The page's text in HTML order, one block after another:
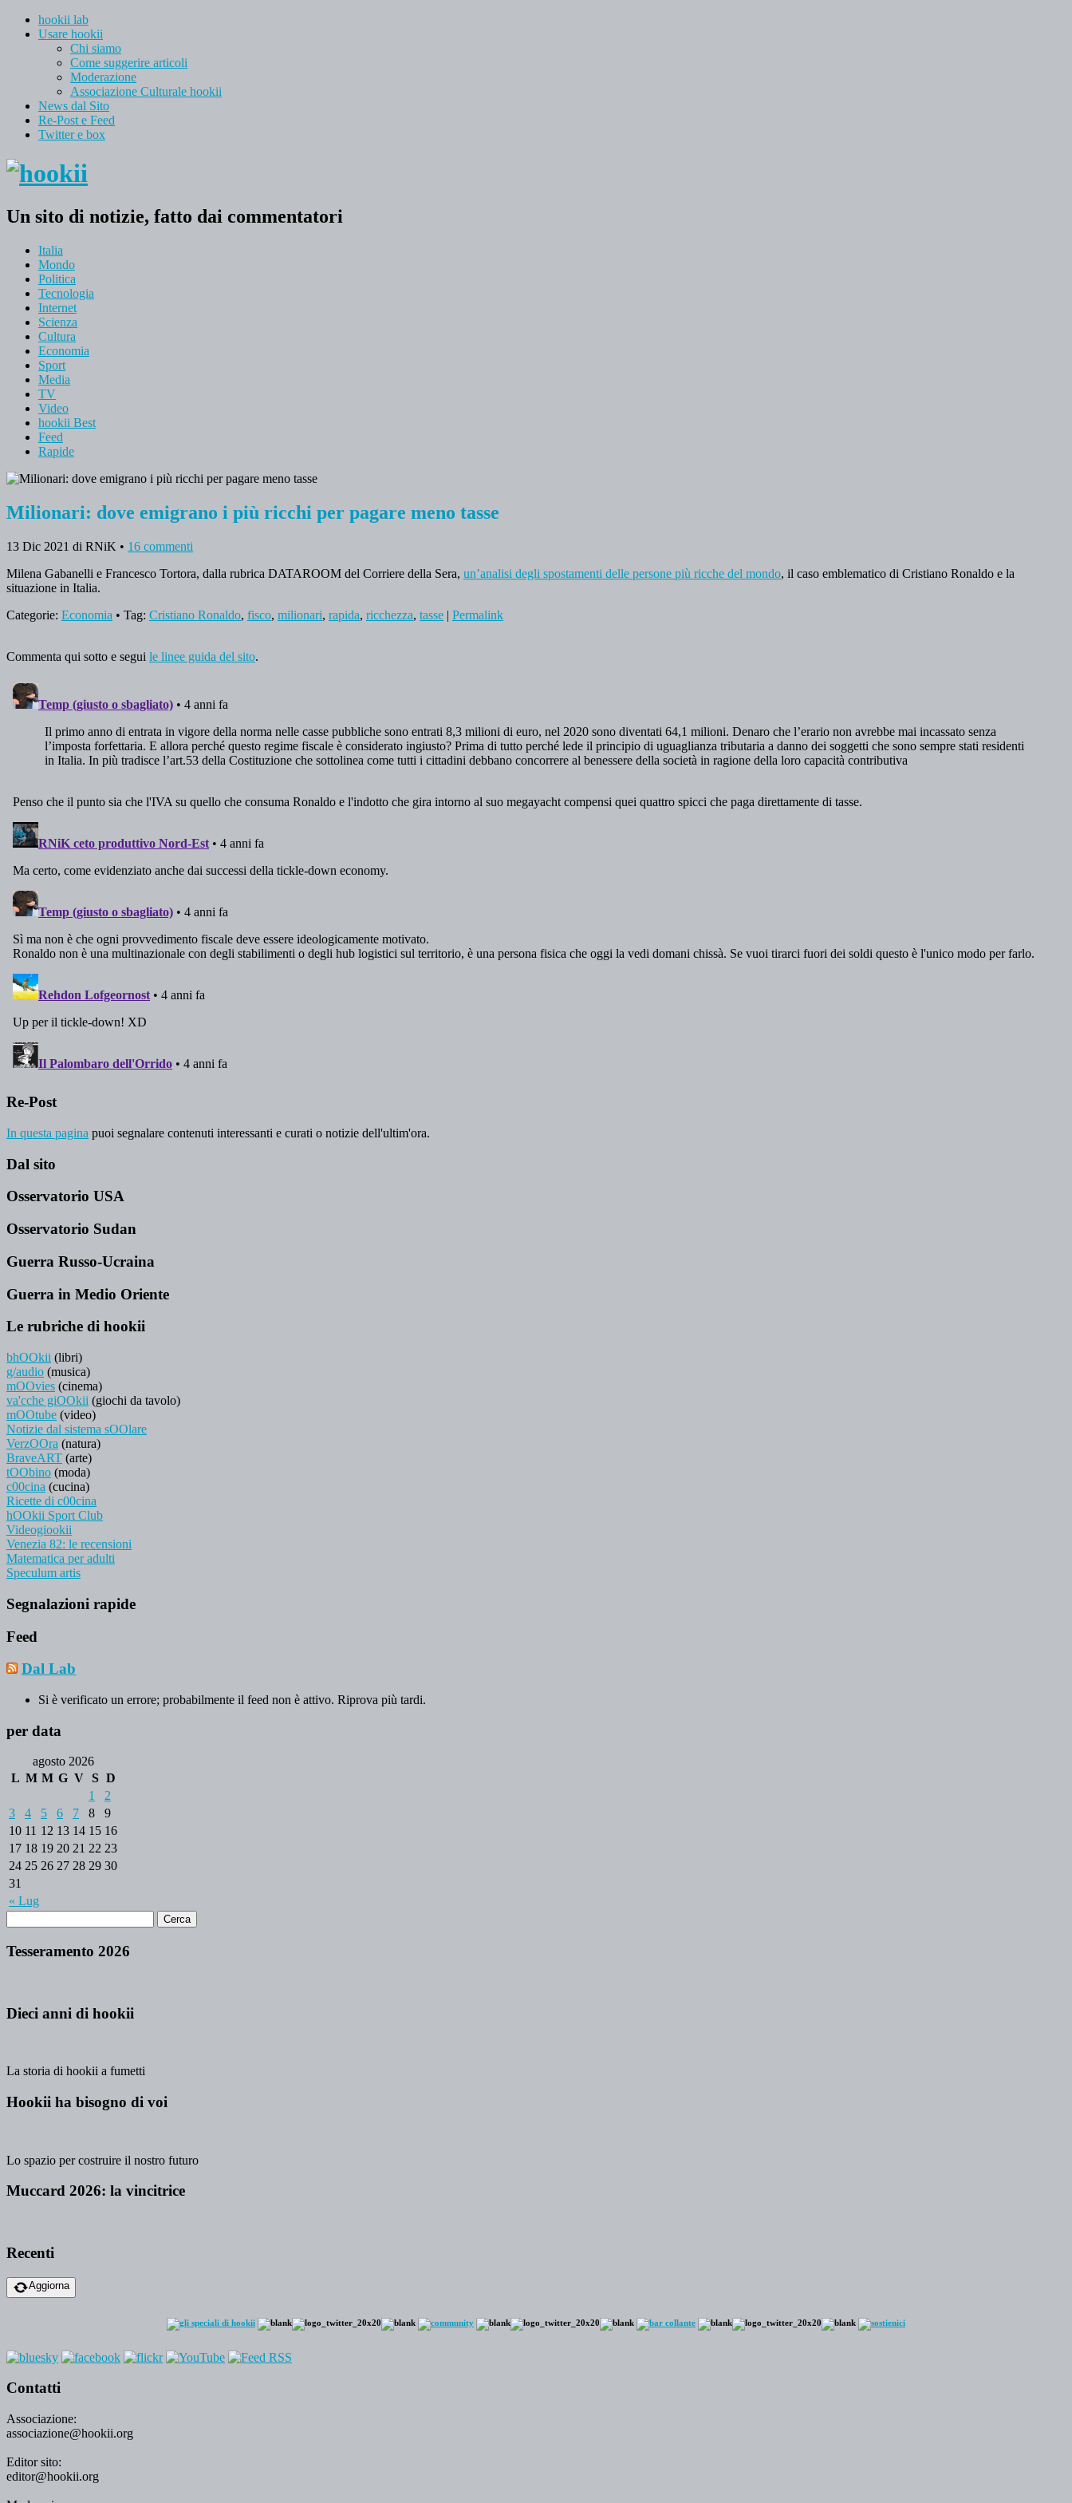
hookii lab
Usare hookii
Chi siamo
Come suggerire articoli
Moderazione
Associazione Culturale hookii
News dal Sito
Re-Post e Feed
Twitter e box
Un sito di notizie, fatto dai commentatori
Italia
Mondo
Politica
Tecnologia
Internet
Scienza
Cultura
Economia
Sport
Media
TV
Video
hookii Best
Feed
Rapide
Milionari: dove emigrano i più ricchi per pagare meno tasse
13 Dic 2021 di RNiK • 16 commenti
Milena Gabanelli e Francesco Tortora, dalla rubrica DATAROOM del Corriere della Sera, un’analisi degli spostamenti delle persone più ricche del mondo, il caso emblematico di Cristiano Ronaldo e la
situazione in Italia.
Categorie: Economia • Tag: Cristiano Ronaldo, fisco, milionari, rapida, ricchezza, tasse | Permalink
Commenta qui sotto e segui le linee guida del sito.
Re-Post
In questa pagina puoi segnalare contenuti interessanti e curati o notizie dell'ultim'ora.
Dal sito
Osservatorio USA
Osservatorio Sudan
Guerra Russo-Ucraina
Guerra in Medio Oriente
Le rubriche di hookii
bhOOkii (libri)
g/audio (musica)
mOOvies (cinema)
va'cche giOOkii (giochi da tavolo)
mOOtube (video)
Notizie dal sistema sOOlare
VerzOOra (natura)
BraveART (arte)
tOObino (moda)
c00cina (cucina)
Ricette di c00cina
hOOkii Sport Club
Videogiookii
Venezia 82: le recensioni
Matematica per adulti
Speculum artis
Segnalazioni rapide
Feed
Dal Lab
Si è verificato un errore; probabilmente il feed non è attivo. Riprova più tardi.
per data
agosto 2026
L M M G V S D
« Lug
1
2
3
4 5 6 7 8
9
10 11 12 13 14 15 16
17 18 19 20 21 22 23
24 25 26 27 28 29 30
31
Tesseramento 2026
Dieci anni di hookii
La storia di hookii a fumetti
Hookii ha bisogno di voi
Lo spazio per costruire il nostro futuro
Muccard 2026: la vincitrice
Recenti
Aggiorna
Contatti
Associazione:
associazione@hookii.org
Editor sito:
editor@hookii.org